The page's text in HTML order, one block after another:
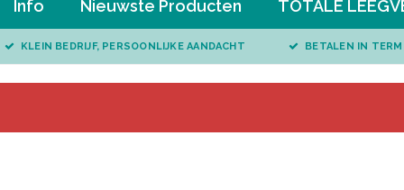
Info Nieuwste Producten TOTALE
KLEIN BEDRIJF, PERSOONLIJKE AANDACHT BETALEN IN